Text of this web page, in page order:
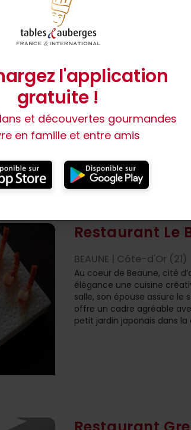
Restaurant
Enfant du village, Rémi
la Bourgogne. Produits
naissance à des créations
poissons et les belles
parenthèse
avancent en parfaite
Restaurant Le
BEAUNE | Côte-d'Or (21)
Au coeur de Beaune, cité
élégance une cuisine
salle, son épouse assure
offre un cadre agréable
petit jardin japonais dans la
l'application
gratuite !
et découvertes gourmandes
en famille et entre amis